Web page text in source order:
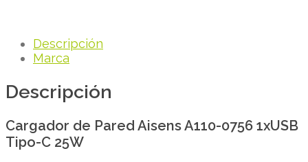
Descripción
Marca
Descripción
Cargador de Pared Aisens A110-0756 1xUSB
Tipo-C 25W